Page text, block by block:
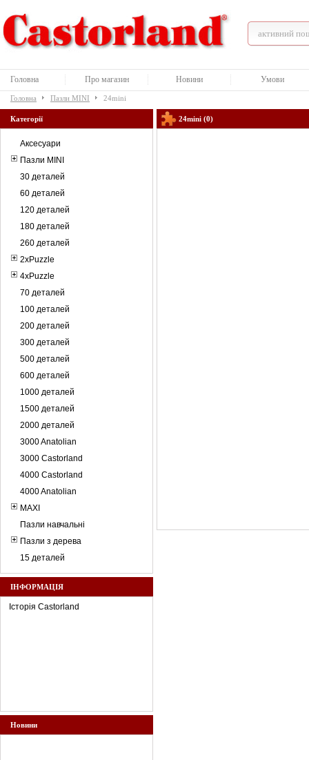
Головна Про магазин Новини Умови
Головна Пазли MINI 24mini
Категорії
Аксесуари
Пазли MINI
30 деталей
60 деталей
120 деталей
180 деталей
260 деталей
2xPuzzle
4xPuzzle
70 деталей
100 деталей
200 деталей
300 деталей
500 деталей
600 деталей
1000 деталей
1500 деталей
2000 деталей
3000 Anatolian
3000 Castorland
4000 Castorland
4000 Anatolian
MAXI
Пазли навчальні
Пазли з дерева
15 деталей
ІНФОРМАЦІЯ
Історія Castorland
Новини
24mini (0)